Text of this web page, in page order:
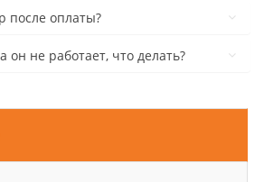
после оплаты?
он не работает, что делать?